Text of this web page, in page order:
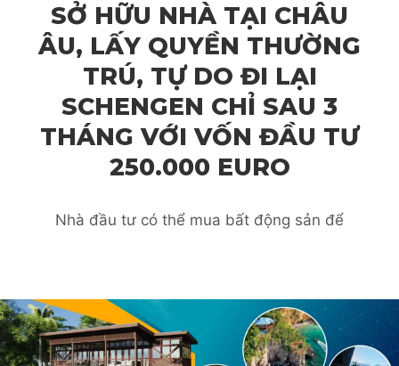
SỞ HỮU NHÀ TẠI CHÂU
ÂU, LẤY QUYỀN THƯỜNG
TRÚ, TỰ DO ĐI LẠI
SCHENGEN CHỈ SAU 3
THÁNG VỚI VỐN ĐẦU TƯ
250.000 EURO
Nhà đầu tư có thể mua bất động sản để